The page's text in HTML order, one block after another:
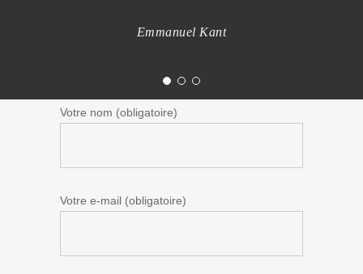
Emmanuel Kant
Votre nom (obligatoire)
Votre e-mail (obligatoire)